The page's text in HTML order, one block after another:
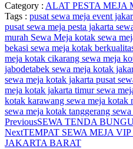
Category : ALAT PESTA MEJA
Tags : pusat sewa meja event
pusat sewa meja pesta jakarta
murah Sewa Meja kotak sewa
bekasi sewa meja kotak
meja kotak cikarang sewa meja
jabodetabek sewa meja kotak
sewa meja kotak jakarta pusat
meja kotak jakarta timursewa
kotak karawang sewa meja kotak
sewa meja kotak tanggerang
PreviousSEWA TENDA
NextTEMPAT SEWA MEJA
JAKARTA BARAT